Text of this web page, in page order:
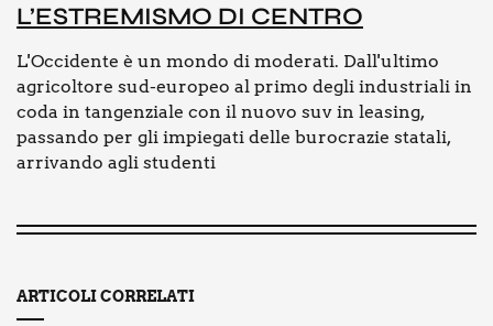
L’E­STRE­MI­SMO DI CEN­TRO
L'Occidente è un mondo di moderati. Dall'ultimo
agricoltore sud-europeo al primo degli industriali in
coda in tangenziale con il nuovo suv in leasing,
passando per gli impiegati delle burocrazie statali,
arrivando agli studenti
ARTICOLI CORRELATI